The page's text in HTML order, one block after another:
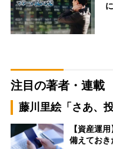
注目の著者・連載
藤川里絵「さあ、
【資産運
備えてお